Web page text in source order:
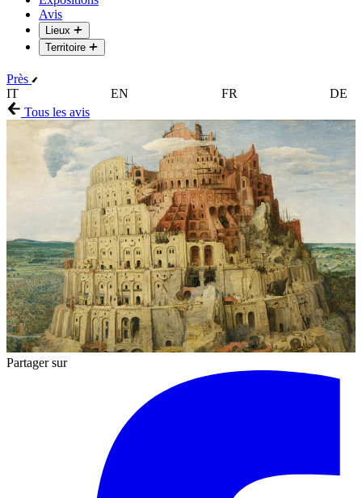
Avis
Lieux
Territoire
Près
IT
EN FR
DE
Tous les avis
Partager sur